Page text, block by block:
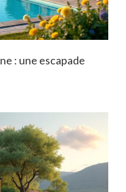
: une escapade